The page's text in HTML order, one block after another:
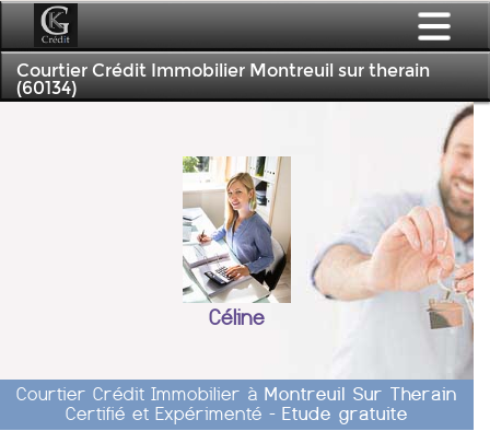
Courtier Crédit Immobilier Montreuil sur therain
(60134)
Céline
Courtier Crédit Immobilier à Montreuil Sur Therain
Certifié et Expérimenté - Etude gratuite